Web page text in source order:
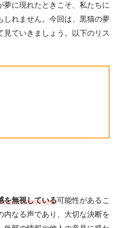
に現れたときこそ、私たちに
しれません。今回は、黒猫の夢
ていきましょう。以下のリス
を無視している可能性があるこ
内なる声であり、大切な決断を